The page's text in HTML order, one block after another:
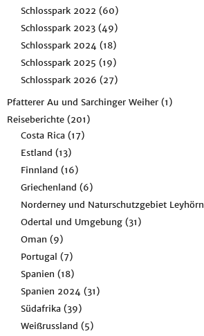
Schlosspark 2022 (60)
Schlosspark 2023 (49)
Schlosspark 2024 (18)
Schlosspark 2025 (19)
Schlosspark 2026 (27)
Pfatterer Au und Sarchinger Weiher (1)
Reiseberichte (201)
Costa Rica (17)
Estland (13)
Finnland (16)
Griechenland (6)
Norderney und Naturschutzgebiet Leyhörn
Odertal und Umgebung (31)
Oman (9)
Portugal (7)
Spanien (18)
Spanien 2024 (31)
Südafrika (39)
Weißrussland (5)